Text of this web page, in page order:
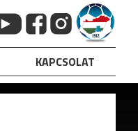
KAPCSOLAT